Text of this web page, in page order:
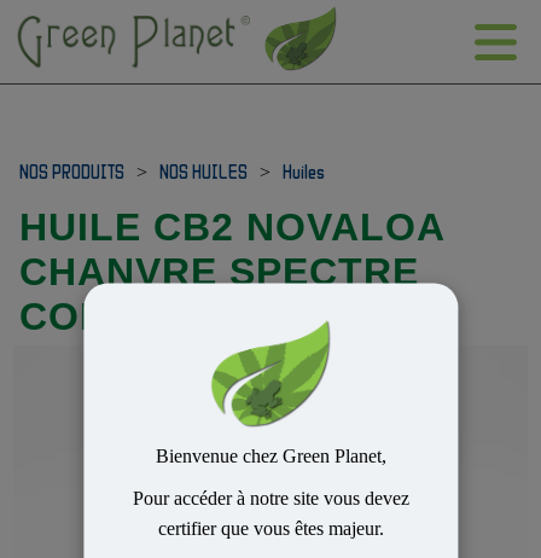
Bienvenue chez Green Planet,
Pour accéder à notre site vous devez
certifier que vous êtes majeur.
NOS PRODUITS > NOS HUILES > Huiles
HUILE CB2 NOVALOA
CHANVRE SPECTRE
COMPLET 20% 10ML